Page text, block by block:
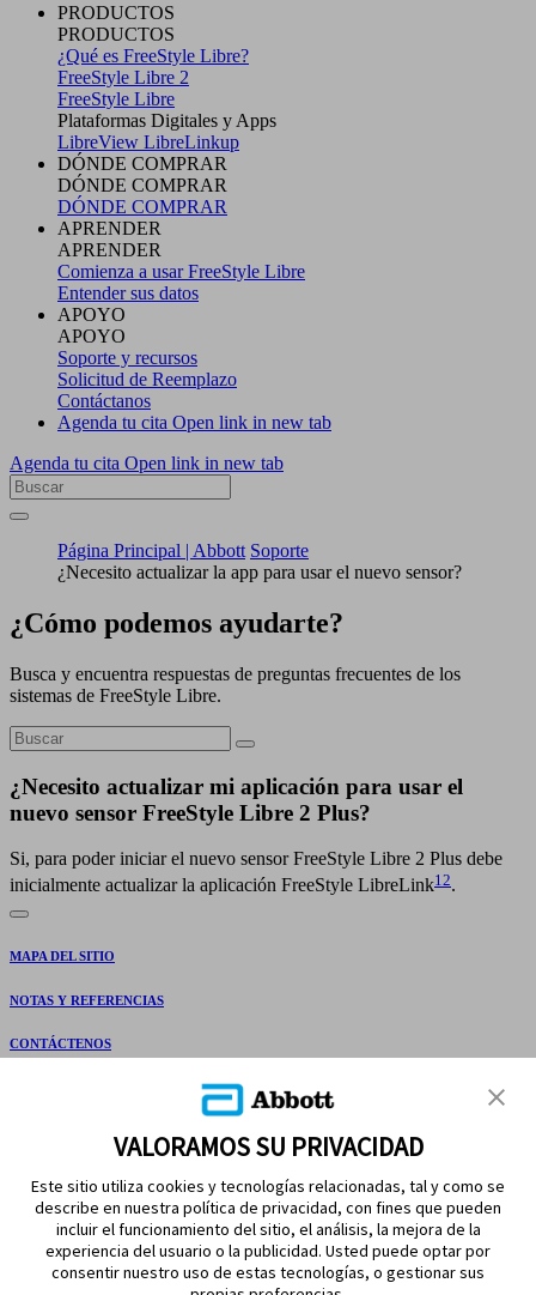
PRODUCTOS
PRODUCTOS
¿Qué es FreeStyle Libre?
FreeStyle Libre 2
FreeStyle Libre
Plataformas Digitales y Apps
LibreView LibreLinkup
DÓNDE COMPRAR
DÓNDE COMPRAR
DÓNDE COMPRAR
APRENDER
APRENDER
Comienza a usar FreeStyle Libre
Entender sus datos
APOYO
APOYO
Soporte y recursos
Solicitud de Reemplazo
Contáctanos
Agenda tu cita Open link in new tab
Agenda tu cita Open link in new tab
Página Principal | Abbott Soporte
¿Necesito actualizar la app para usar el nuevo sensor?
¿Cómo podemos ayudarte?
Busca y encuentra respuestas de preguntas frecuentes de los
sistemas de FreeStyle Libre.
¿Necesito actualizar mi aplicación para usar el
nuevo sensor FreeStyle Libre 2 Plus?
Si, para poder iniciar el nuevo sensor FreeStyle Libre 2 Plus debe
inicialmente actualizar la aplicación FreeStyle LibreLink12.
MAPA DEL SITIO
NOTAS Y REFERENCIAS
CONTÁCTENOS
MANTÉNGASE EN CONTACTO
VALORAMOS SU PRIVACIDAD
Este sitio utiliza cookies y tecnologías relacionadas, tal y como se
describe en nuestra política de privacidad, con fines que pueden
incluir el funcionamiento del sitio, el análisis, la mejora de la
experiencia del usuario o la publicidad. Usted puede optar por
consentir nuestro uso de estas tecnologías, o gestionar sus